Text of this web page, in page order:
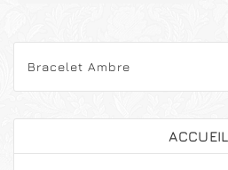
Bracelet Ambre
ACCUEIL